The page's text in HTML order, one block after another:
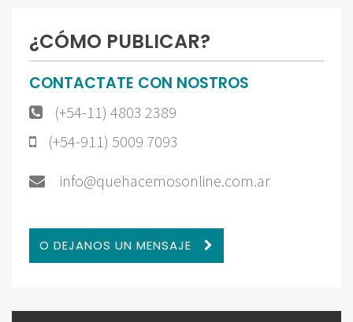
¿CÓMO PUBLICAR?
CONTACTATE CON NOSTROS
(+54-11) 4803 2389
(+54-911) 5009 7093
info@quehacemosonline.com.ar
O DEJANOS UN MENSAJE